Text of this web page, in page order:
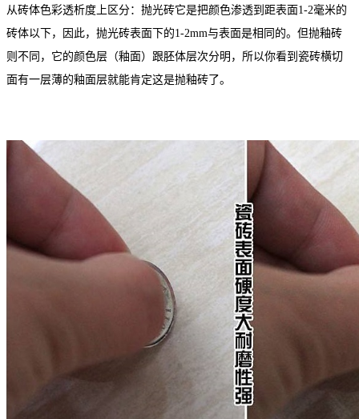
从砖体色彩透析度上区分：抛光砖它是把颜色渗透到距表面1-2毫米的
砖体以下，因此，抛光砖表面下的1-2mm与表面是相同的。但抛釉砖
则不同，它的颜色层（釉面）跟胚体层次分明，所以你看到瓷砖横切
面有一层薄的釉面层就能肯定这是抛釉砖了。